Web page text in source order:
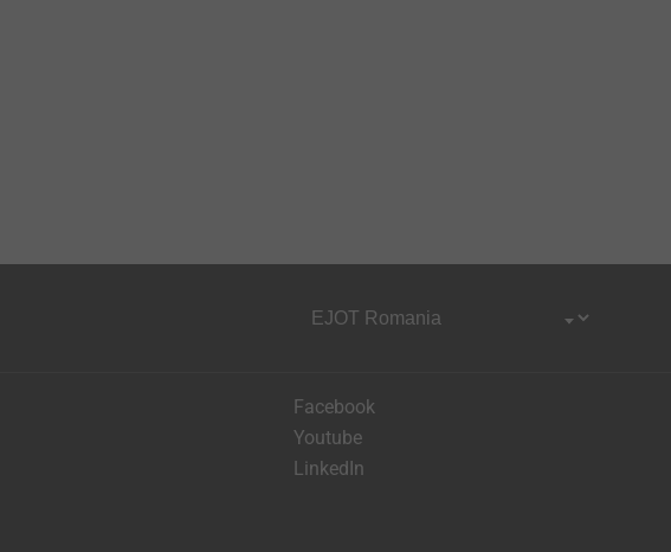
Facebook
Youtube
LinkedIn